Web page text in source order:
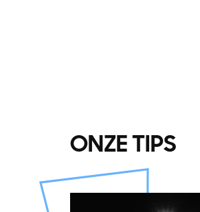
ONZE TIPS